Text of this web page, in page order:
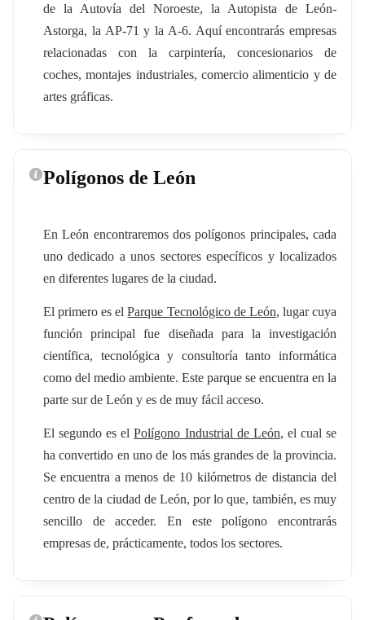
de la Autovía del Noroeste, la Autopista de León-
Astorga, la AP-71 y la A-6. Aquí encontrarás empresas
relacionadas con la carpintería, concesionarios de
coches, montajes industriales, comercio alimenticio y de
artes gráficas.
Polígonos de León
En León encontraremos dos polígonos principales, cada
uno dedicado a unos sectores específicos y localizados
en diferentes lugares de la ciudad.
El primero es elParque Tecnológico de León, lugar cuya
función principal fue diseñada para la investigación
científica, tecnológica y consultoría tanto informática
como del medio ambiente. Este parque se encuentra en la
parte sur de León y es de muy fácil acceso.
El segundo es elPolígono Industrial de León, el cual se
ha convertido en uno de los más grandes de la provincia.
Se encuentra a menos de 10 kilómetros de distancia del
centro de la ciudad de León, por lo que, también, es muy
sencillo de acceder. En este polígono encontrarás
empresas de, prácticamente, todos los sectores.